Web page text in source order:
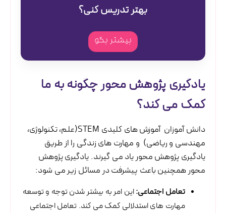
بهتر تدریس کنی؟
بیشتر بگو
یادگیری پژوهش محور چگونه به ما
کمک می کند؟
دانش آموزان آموزش های کلیدی STEM(علم، تکنولوژی،
مهندسی و ریاضی) و مهارت های زندگی را از طریق
یادگیری پژوهش محور یاد می گیرند. یادگیری پژوهش
محور همچنین باعث پیشرفت در مسائل زیر می شود:
تعامل اجتماعی:این امر به بیشتر شدن توجه و توسعه
مهارت های استدلالی کمک می کند. تعامل اجتماعی